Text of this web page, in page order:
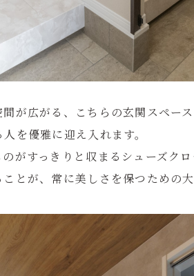
が広がる、こちらの玄関スペー
を優雅に迎え入れます。
がすっきりと収まるシューズク
とが、常に美しさを保つための